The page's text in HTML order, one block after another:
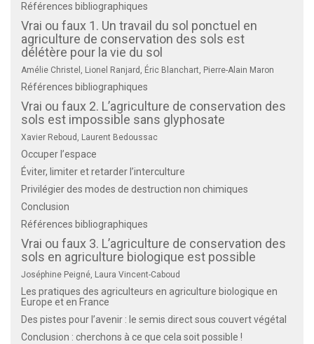
Références bibliographiques
Vrai ou faux 1. Un travail du sol ponctuel en
agriculture de conservation des sols est
délétère pour la vie du sol
Amélie Christel, Lionel Ranjard, Éric Blanchart, Pierre-Alain Maron
Références bibliographiques
Vrai ou faux 2. L’agriculture de conservation des
sols est impossible sans glyphosate
Xavier Reboud, Laurent Bedoussac
Occuper l’espace
Éviter, limiter et retarder l’interculture
Privilégier des modes de destruction non chimiques
Conclusion
Références bibliographiques
Vrai ou faux 3. L’agriculture de conservation des
sols en agriculture biologique est possible
Joséphine Peigné, Laura Vincent-Caboud
Les pratiques des agriculteurs en agriculture biologique en
Europe et en France
Des pistes pour l’avenir : le semis direct sous couvert végétal
Conclusion : cherchons à ce que cela soit possible !